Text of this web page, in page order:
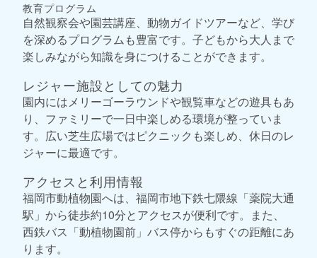
教育プログラム
自然観察会や園芸講座、動物ガイドツアーなど、学び
を深めるプログラムも豊富です。子どもから大人まで
楽しみながら知識を身につけることができます。
レジャー施設としての魅力
園内にはメリーゴーラウンドや観覧車などの遊具もあ
り、ファミリーで一日中楽しめる環境が整っていま
す。広い芝生広場ではピクニックも楽しめ、休日のレ
ジャーに最適です。
アクセスと利用情報
福岡市動植物園へは、福岡市地下鉄七隈線「薬院大通
駅」から徒歩約10分とアクセスが便利です。また、
西鉄バス「動植物園前」バス停からもすぐの距離にあ
ります。